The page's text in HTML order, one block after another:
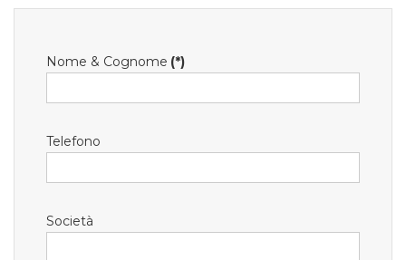
Nome & Cognome (*)
Telefono
Società